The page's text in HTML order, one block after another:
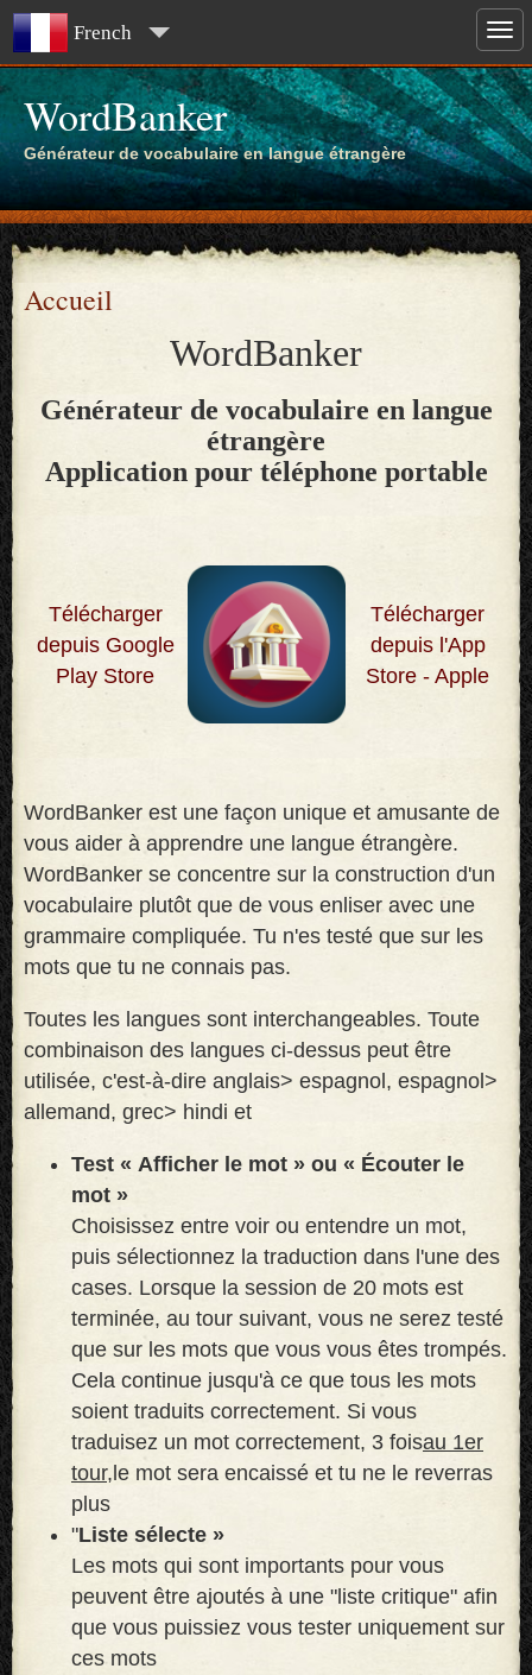
French
WordBanker
Générateur de vocabulaire en langue étrangère
Accueil
WordBanker
Générateur de vocabulaire en langue
étrangère
Application pour téléphone portable
Télécharger
depuis Google
Play Store
Télécharger
depuis l'App
Store - Apple
WordBanker est une façon unique et amusante de
vous aider à apprendre une langue étrangère.
WordBanker se concentre sur la construction d'un
vocabulaire plutôt que de vous enliser avec une
grammaire compliquée. Tu n'es testé que sur les
mots que tu ne connais pas.
Toutes les langues sont interchangeables. Toute
combinaison des langues ci-dessus peut être
utilisée, c'est-à-dire anglais> espagnol, espagnol>
allemand, grec> hindi et
Test « Afficher le mot » ou « Écouter le
mot »
Choisissez entre voir ou entendre un mot,
puis sélectionnez la traduction dans l'une des
cases. Lorsque la session de 20 mots est
terminée, au tour suivant, vous ne serez testé
que sur les mots que vous vous êtes trompés.
Cela continue jusqu'à ce que tous les mots
soient traduits correctement. Si vous
traduisez un mot correctement, 3 foisau 1er
tour,le mot sera encaissé et tu ne le reverras
plus
"Liste sélecte »
Les mots qui sont importants pour vous
peuvent être ajoutés à une "liste critique" afin
que vous puissiez vous tester uniquement sur
ces mots